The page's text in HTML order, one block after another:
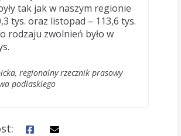
tak jak w naszym regionie
tys. oraz listopad – 113,6 tys.
rodzaju zwolnień było w
, regionalny rzecznik prasowy
podlaskiego